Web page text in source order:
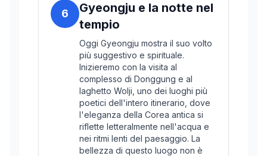
6
Gyeongju e la notte nel
tempio
Oggi Gyeongju mostra il suo volto
più suggestivo e spirituale.
Inizieremo con la visita al
complesso di Donggung e al
laghetto Wolji, uno dei luoghi più
poetici dell'intero itinerario, dove
l'eleganza della Corea antica si
riflette letteralmente nell'acqua e
nei ritmi lenti del paesaggio. La
bellezza di questo luogo non è